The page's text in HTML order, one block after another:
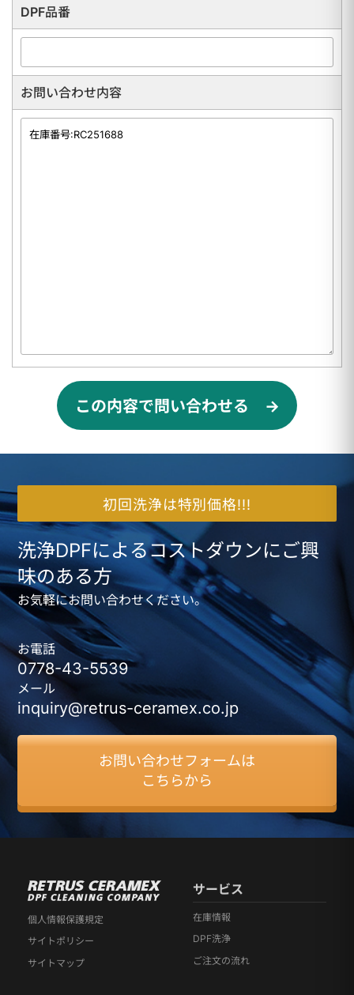
DPF品番
お問い合わせ内容
この内容で問い合わせる →
初回洗浄は特別価格!!!
洗浄DPFによるコストダウンにご興
味のある方
お気軽にお問い合わせください。
お電話
0778-43-5539
メール
inquiry@retrus-ceramex.co.jp
お問い合わせフォームは
こちらから
個人情報保護規定
サイトポリシー
サイトマップ
サービス
在庫情報
DPF洗浄
ご注文の流れ